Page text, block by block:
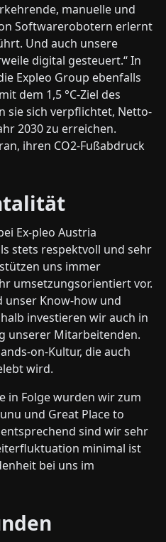
manuelle und
Softwarerobotern erlernt
Und auch unsere
digital gesteuert.“ In
Expleo Group ebenfalls
dem 1,5 °C-Ziel des
sie sich verpflichtet, Netto-
2030 zu erreichen.
ihren CO2-Fußabdruck
Ex-pleo Austria
stets respektvoll und sehr
uns immer
umsetzungsorientiert vor.
unser Know-how und
investieren wir auch in
unserer Mitarbeitenden.
on-Kultur, die auch
wird.
in Folge wurden wir zum
und Great Place to
sind wir sehr
minimal ist
bei uns im